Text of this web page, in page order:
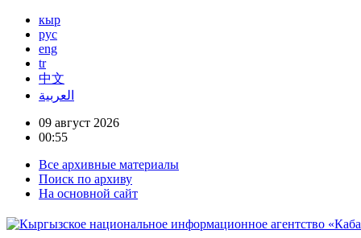
кыр
рус
eng
tr
中文
العربية
09 август 2026
00:55
Все архивные материалы
Поиск по архиву
На основной сайт